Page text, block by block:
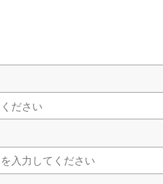
Sync、ログイン情
定
ションには、セキュリティレベ
す。デフォルトでは JavaScript が
ると、HTTPS 非対応（HTTP）